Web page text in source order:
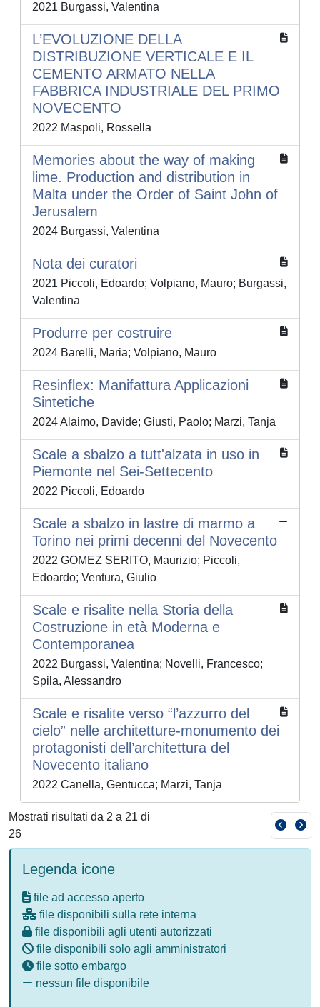
2021 Burgassi, Valentina
L’EVOLUZIONE DELLA
DISTRIBUZIONE VERTICALE E IL
CEMENTO ARMATO NELLA
FABBRICA INDUSTRIALE DEL PRIMO
NOVECENTO
2022 Maspoli, Rossella
Memories about the way of making
lime. Production and distribution in
Malta under the Order of Saint John of
Jerusalem
2024 Burgassi, Valentina
Nota dei curatori
2021 Piccoli, Edoardo; Volpiano, Mauro; Burgassi,
Valentina
Produrre per costruire
2024 Barelli, Maria; Volpiano, Mauro
Resinflex: Manifattura Applicazioni
Sintetiche
2024 Alaimo, Davide; Giusti, Paolo; Marzi, Tanja
Scale a sbalzo a tutt'alzata in uso in
Piemonte nel Sei-Settecento
2022 Piccoli, Edoardo
Scale a sbalzo in lastre di marmo a
Torino nei primi decenni del Novecento
2022 GOMEZ SERITO, Maurizio; Piccoli,
Edoardo; Ventura, Giulio
Scale e risalite nella Storia della
Costruzione in età Moderna e
Contemporanea
2022 Burgassi, Valentina; Novelli, Francesco;
Spila, Alessandro
Scale e risalite verso “l’azzurro del
cielo” nelle architetture-monumento dei
protagonisti dell’architettura del
Novecento italiano
2022 Canella, Gentucca; Marzi, Tanja
Mostrati risultati da 2 a 21 di
26
Legenda icone
file ad accesso aperto
file disponibili sulla rete interna
file disponibili agli utenti autorizzati
file disponibili solo agli amministratori
file sotto embargo
nessun file disponibile